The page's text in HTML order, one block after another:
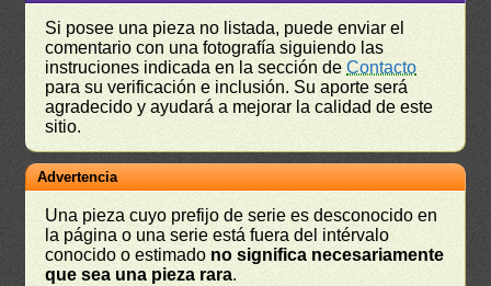
Si posee una pieza no listada, puede enviar el
comentario con una fotografía siguiendo las
instruciones indicada en la sección deContacto
para su verificación e inclusión. Su aporte será
agradecido y ayudará a mejorar la calidad de este
sitio.
Advertencia
Una pieza cuyo prefijo de serie es desconocido en
la página o una serie está fuera del intérvalo
conocido o estimado no significa necesariamente
que sea una pieza rara.